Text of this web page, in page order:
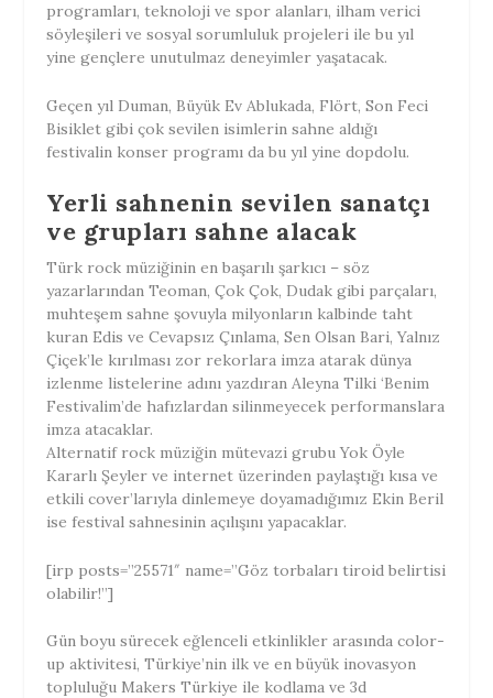
programları, teknoloji ve spor alanları, ilham verici
söyleşileri ve sosyal sorumluluk projeleri ile bu yıl
yine gençlere unutulmaz deneyimler yaşatacak.
Geçen yıl Duman, Büyük Ev Ablukada, Flört, Son Feci
Bisiklet gibi çok sevilen isimlerin sahne aldığı
festivalin konser programı da bu yıl yine dopdolu.
Yerli sahnenin sevilen sanatçı
ve grupları sahne alacak
Türk rock müziğinin en başarılı şarkıcı – söz
yazarlarından Teoman, Çok Çok, Dudak gibi parçaları,
muhteşem sahne şovuyla milyonların kalbinde taht
kuran Edis ve Cevapsız Çınlama, Sen Olsan Bari, Yalnız
Çiçek’le kırılması zor rekorlara imza atarak dünya
izlenme listelerine adını yazdıran Aleyna Tilki ‘Benim
Festivalim’de hafızlardan silinmeyecek performanslara
imza atacaklar.
Alternatif rock müziğin mütevazi grubu Yok Öyle
Kararlı Şeyler ve internet üzerinden paylaştığı kısa ve
etkili cover’larıyla dinlemeye doyamadığımız Ekin Beril
ise festival sahnesinin açılışını yapacaklar.
[irp posts=”25571″ name=”Göz torbaları tiroid belirtisi
olabilir!”]
Gün boyu sürecek eğlenceli etkinlikler arasında color-
up aktivitesi, Türkiye’nin ilk ve en büyük inovasyon
topluluğu Makers Türkiye ile kodlama ve 3d